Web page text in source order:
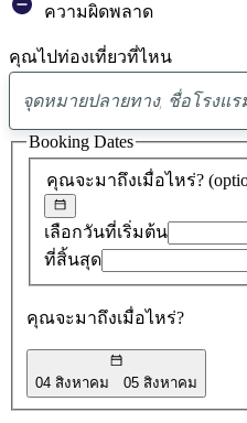
ความผิดพลาด
คุณไปท่องเที่ยวที่ไหน
คุณจะมาถึงเมื่อไหร่?
เลือกวันที่เริ่มต้น
ที่สิ้นสุด
คุณจะมาถึงเมื่อไหร่?
04 สิงหาคม 05 สิงหาคม
Booking Dates